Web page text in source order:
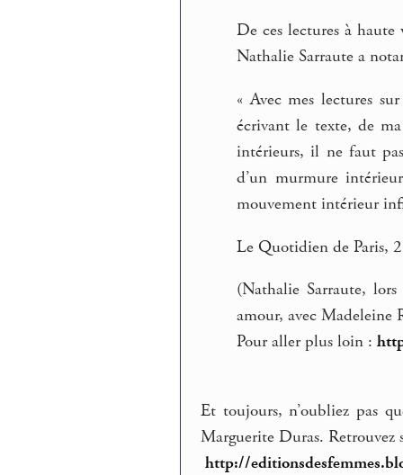
De ces lectures à haute
Nathalie Sarraute a
« Avec mes lectures
écrivant le texte, de
intérieurs, il ne faut
d’un murmure
mouvement intérieur
Le Quotidien de Paris,
(Nathalie Sarraute,
amour, avec Madeleine
Pour aller plus loin :
Et toujours, n’oubliez pas
Marguerite Duras. Retrouvez
http://